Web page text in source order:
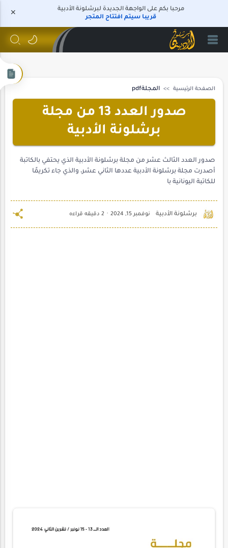
مرحبا بكم على الواجهة الجديدة لبرشلونة الأدبية
قريبا سيتم افتتاح المتجر
الصفحة الرئيسية المجلةpdf
صدور العدد 13 من مجلة
برشلونة الأدبية
صدور العدد الثالث عشر من مجلة برشلونة الأدبية الذي يحتفي بالكاتبة
أصدرت مجلة برشلونة الأدبية عددها الثاني عشر، والذي جاء تكريمًا
للكاتبة اليونانية با
2 دقيقه قراءه